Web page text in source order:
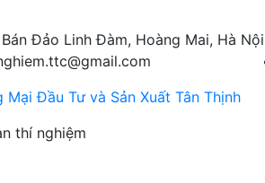
Đảo Linh Đàm, Hoàng Mai, Hà Nội
Đầu Tư và Sản Xuất Tân Thịnh
thí nghiệm